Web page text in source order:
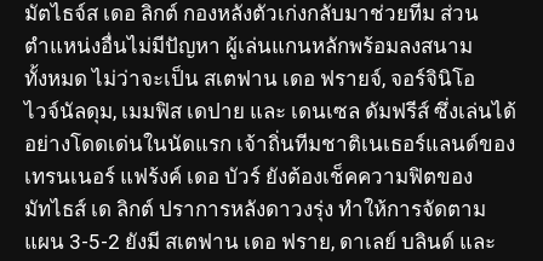
มัตไธจ์ส เดอ ลิกต์ กองหลังตัวเก่งกลับมาช่วยทีม ส่วน
ตำแหน่งอื่นไม่มีปัญหา ผู้เล่นแกนหลักพร้อมลงสนาม
ทั้งหมด ไม่ว่าจะเป็น สเตฟาน เดอ ฟรายจ์, จอร์จินิโอ
ไวจ์นัลดุม, เมมฟิส เดปาย และ เดนเซล ดัมฟรีส์ ซึ่งเล่นได้
อย่างโดดเด่นในนัดแรก เจ้าถิ่นทีมชาติเนเธอร์แลนด์ของ
เทรนเนอร์ แฟร้งค์ เดอ บัวร์ ยังต้องเช็คความฟิตของ
มัทไธส์ เด ลิกต์ ปราการหลังดาวงรุ่ง ทำให้การจัดตาม
แผน 3-5-2 ยังมี สเตฟาน เดอ ฟราย, ดาเลย์ บลินด์ และ